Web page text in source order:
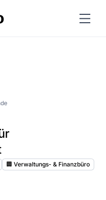
🏢 Verwaltungs- & Finanzbüro